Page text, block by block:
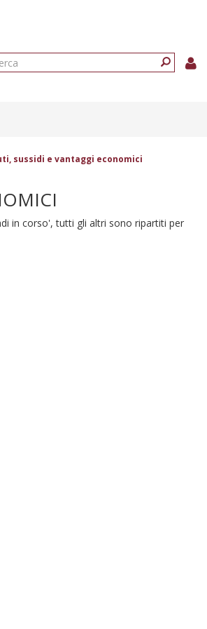
sussidi e vantaggi economici
in corso', tutti gli altri sono ripartiti per